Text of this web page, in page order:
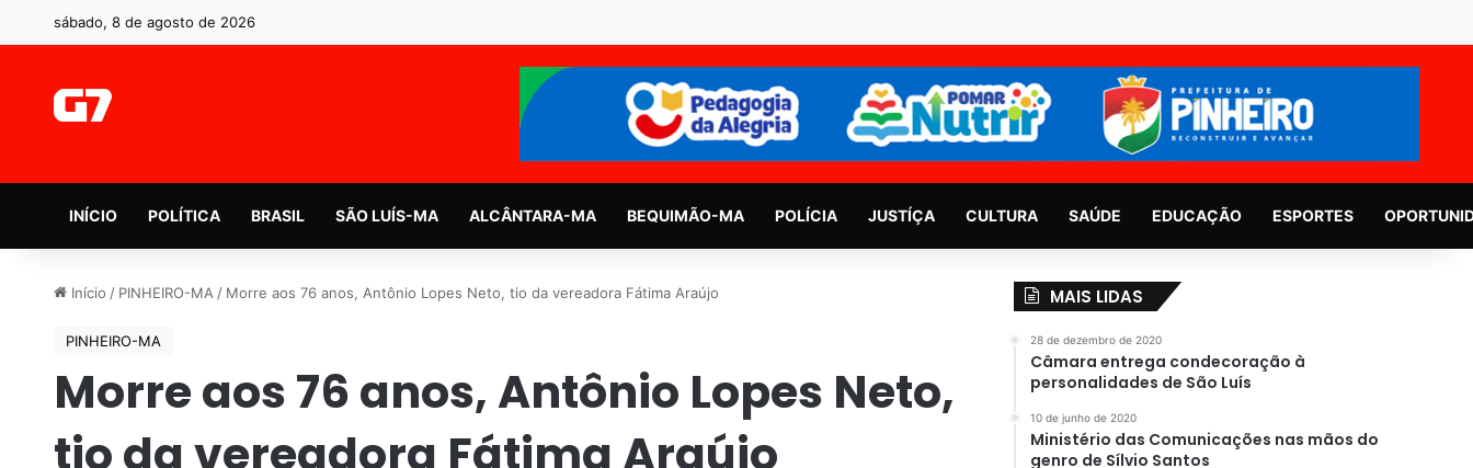
sábado, 8 de agosto de 2026
INÍCIO POLÍTICA BRASIL SÃO LUÍS-MA ALCÂNTARA-MA BEQUIMÃO-MA POLÍCIA JUSTÍÇA CULTURA SAÚDE EDUCAÇÃO ESPORTES
Início / PINHEIRO-MA / Morre aos 76 anos, Antônio Lopes Neto, tio da vereadora Fátima Araújo
PINHEIRO-MA
Morre aos 76 anos, Antônio Lopes Neto,
tio da vereadora Fátima Araújo
MAIS LIDAS
28 de dezembro de 2020
Câmara entrega condecoração à
personalidades de São Luís
10 de junho de 2020
Ministério das Comunicações nas mãos do
genro de Sílvio Santos